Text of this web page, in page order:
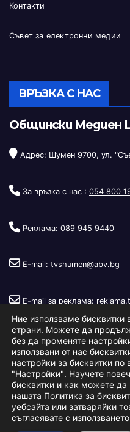
Контакти
Съвет за електронни медии
ВРЪЗКА С НАС
Общински Медиен
Адрес: Шумен 9700, ул.
За връзка с нас : 054 800
Реклама: 089 945 9440
E-mail: tvshumen@abv.bg
E-mail за реклама:
Copyright © 2026Телевизия
За насРекламаУсловия за
Ние използваме бисквитки
страни. Можете да
без да променяте
използвани от нас
настройки за бисквитки
"Настройки". Научете
бисквитки и как можете да
нашата Политика за
уебсайта или затваряйки
съгласявате с